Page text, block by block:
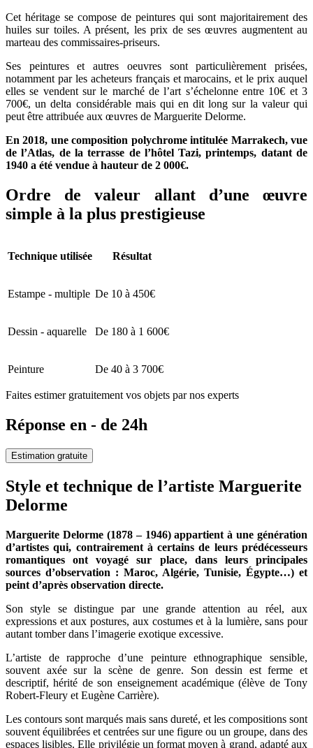
Cet héritage se compose de peintures qui sont majoritairement des
huiles sur toiles. A présent, les prix de ses œuvres augmentent au
marteau des commissaires-priseurs.
Ses peintures et autres oeuvres sont particulièrement prisées,
notamment par les acheteurs français et marocains, et le prix auquel
elles se vendent sur le marché de l’art s’échelonne entre 10€ et 3
700€, un delta considérable mais qui en dit long sur la valeur qui
peut être attribuée aux œuvres de Marguerite Delorme.
En 2018, une composition polychrome intitulée Marrakech, vue
de l’Atlas, de la terrasse de l’hôtel Tazi, printemps, datant de
1940 a été vendue à hauteur de 2 000€.
Ordre de valeur allant d’une œuvre
simple à la plus prestigieuse
Technique utilisée Résultat
Estampe - multiple De 10 à 450€
Dessin - aquarelle De 180 à 1 600€
Peinture De 40 à 3 700€
Faites estimer gratuitement vos objets par nos experts
Réponse en - de 24h
Estimation gratuite
Style et technique de l’artiste Marguerite
Delorme
Marguerite Delorme (1878 – 1946) appartient à une génération
d’artistes qui, contrairement à certains de leurs prédécesseurs
romantiques ont voyagé sur place, dans leurs principales
sources d’observation : Maroc, Algérie, Tunisie, Égypte…) et
peint d’après observation directe.
Son style se distingue par une grande attention au réel, aux
expressions et aux postures, aux costumes et à la lumière, sans pour
autant tomber dans l’imagerie exotique excessive.
L’artiste de rapproche d’une peinture ethnographique sensible,
souvent axée sur la scène de genre. Son dessin est ferme et
descriptif, hérité de son enseignement académique (élève de Tony
Robert-Fleury et Eugène Carrière).
Les contours sont marqués mais sans dureté, et les compositions sont
souvent équilibrées et centrées sur une figure ou un groupe, dans des
espaces lisibles. Elle privilégie un format moyen à grand, adapté aux